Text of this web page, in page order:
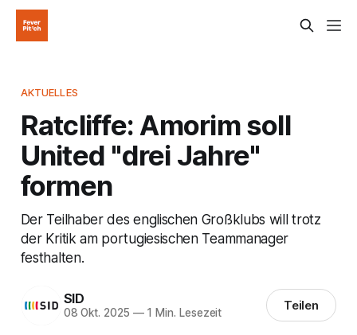
AKTUELLES
Ratcliffe: Amorim soll
United "drei Jahre"
formen
Der Teilhaber des englischen Großklubs will trotz
der Kritik am portugiesischen Teammanager
festhalten.
SID
08 Okt. 2025 —1 Min. Lesezeit Teilen